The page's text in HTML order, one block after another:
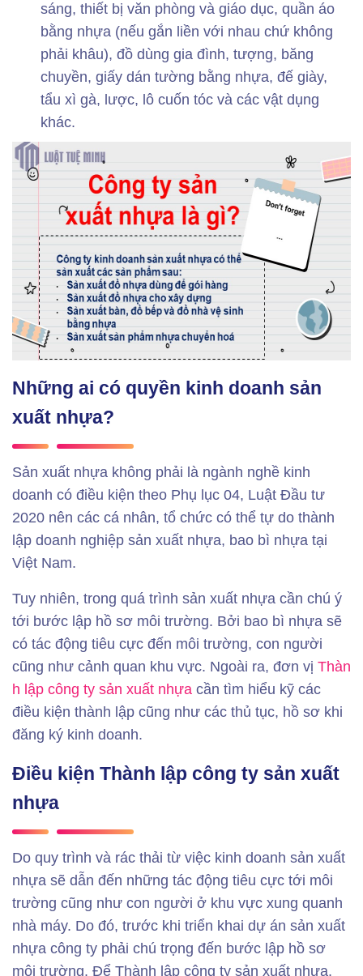
sáng, thiết bị văn phòng và giáo dục, quần áo
bằng nhựa (nếu gắn liền với nhau chứ không
phải khâu), đồ dùng gia đình, tượng, băng
chuyền, giấy dán tường bằng nhựa, đế giày,
tẩu xì gà, lược, lô cuốn tóc và các vật dụng
khác.
Những ai có quyền kinh doanh sản
xuất nhựa?
Sản xuất nhựa không phải là ngành nghề kinh
doanh có điều kiện theo Phụ lục 04, Luật Đầu tư
2020 nên các cá nhân, tổ chức có thể tự do thành
lập doanh nghiệp sản xuất nhựa, bao bì nhựa tại
Việt Nam.
Tuy nhiên, trong quá trình sản xuất nhựa cần chú ý
tới bước lập hồ sơ môi trường. Bởi bao bì nhựa sẽ
có tác động tiêu cực đến môi trường, con người
cũng như cảnh quan khu vực. Ngoài ra, đơn vị Thàn
h lập công ty sản xuất nhựa cần tìm hiểu kỹ các
điều kiện thành lập cũng như các thủ tục, hồ sơ khi
đăng ký kinh doanh.
Điều kiện Thành lập công ty sản xuất
nhựa
Do quy trình và rác thải từ việc kinh doanh sản xuất
nhựa sẽ dẫn đến những tác động tiêu cực tới môi
trường cũng như con người ở khu vực xung quanh
nhà máy. Do đó, trước khi triển khai dự án sản xuất
nhựa công ty phải chú trọng đến bước lập hồ sơ
môi trường. Để Thành lập công ty sản xuất nhựa,